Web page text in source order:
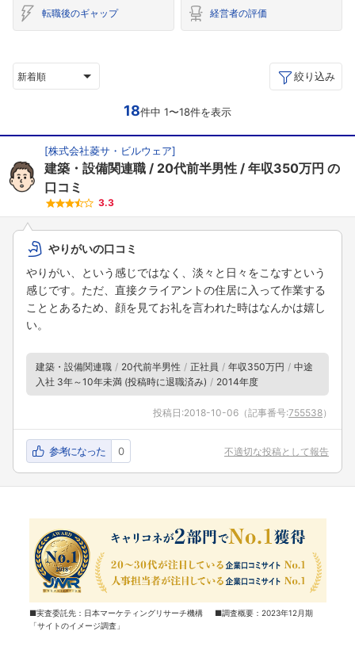
転職後のギャップ 経営者の評価
新着順 絞り込み
18件中 1〜18件を表示
[株式会社菱サ・ビルウェア]
建築・設備関連職 20代前半男性 年収350万円 の
口コミ
3.3
やりがいの口コミ
やりがい、という感じではなく、淡々と日々をこなすという
感じです。ただ、直接クライアントの住居に入って作業する
こととあるため、顔を見てお礼を言われた時はなんかは嬉し
い。
建築・設備関連職 20代前半男性 正社員 年収350万円
中途
入社 3年～10年未満 (投稿時に退職済み)
2014年度
投稿日:2018-10-06 （記事番号:755538）
参考になった 0 不適切な投稿として報告
■実査委託先：日本マーケティングリサーチ機構 ■調査概要：2023年12月期
「サイトのイメージ調査」